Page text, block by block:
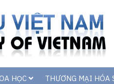
HỌC THƯƠNG MẠI HÓA